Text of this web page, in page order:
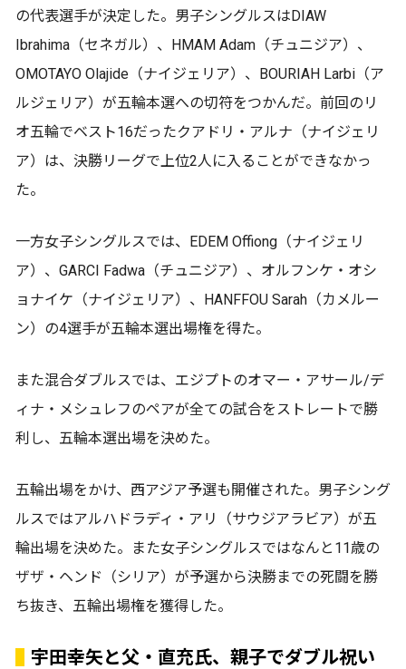
の代表選手が決定した。男子シングルスはDIAW
Ibrahima（セネガル）、HMAM Adam（チュニジア）、
OMOTAYO Olajide（ナイジェリア）、BOURIAH Larbi（ア
ルジェリア）が五輪本選への切符をつかんだ。前回のリ
オ五輪でベスト16だったクアドリ・アルナ（ナイジェリ
ア）は、決勝リーグで上位2人に入ることができなかっ
た。
一方女子シングルスでは、EDEM Offiong（ナイジェリ
ア）、GARCI Fadwa（チュニジア）、オルフンケ・オシ
ョナイケ（ナイジェリア）、HANFFOU Sarah（カメルー
ン）の4選手が五輪本選出場権を得た。
また混合ダブルスでは、エジプトのオマー・アサール/デ
ィナ・メシュレフのペアが全ての試合をストレートで勝
利し、五輪本選出場を決めた。
五輪出場をかけ、西アジア予選も開催された。男子シング
ルスではアルハドラディ・アリ（サウジアラビア）が五
輪出場を決めた。また女子シングルスではなんと11歳の
ザザ・ヘンド（シリア）が予選から決勝までの死闘を勝
ち抜き、五輪出場権を獲得した。
宇田幸矢と父・直充氏、親子でダブル祝い